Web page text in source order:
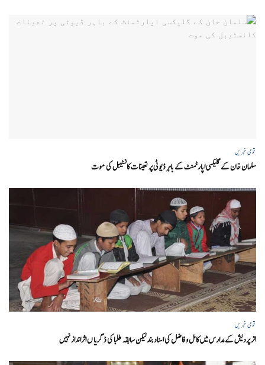
قومی خبریں
سلمان خان کے گلیکسی اپارٹمنٹ کے باہر ڈیوٹی پر تعینات کانسٹیبل کی موت
قومی خبریں
اتر پردیش کےمدارس میں کامل و فاضل کی اسناد بند لیکن سابقہ طلبا کی ڈگریا ں اثرانداز نہیں